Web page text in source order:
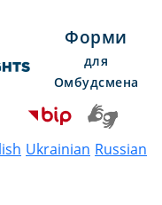
Human
Форми
для
Омбудсмена
Ukrainian Russian